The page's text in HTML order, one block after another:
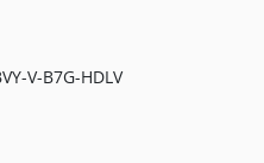
V-B7G-HDLV